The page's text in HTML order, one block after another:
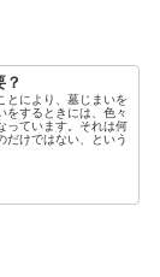
とにより、墓じまいを
をするときには、色々
っています。それは何
だけではない、という